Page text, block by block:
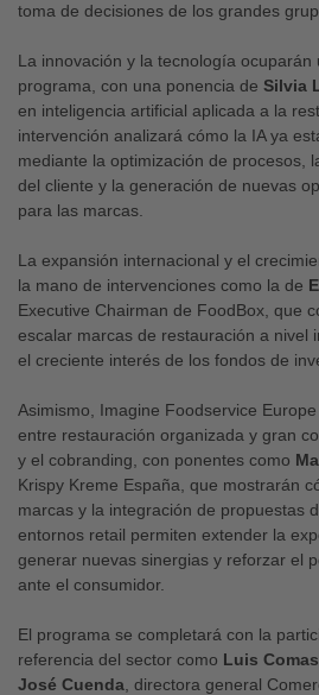
toma de decisiones de los grandes
La innovación y la tecnología ocuparán
programa, con una ponencia de Silvia
en inteligencia artificial aplicada a la
intervención analizará cómo la IA ya
mediante la optimización de procesos,
del cliente y la generación de nuevas
para las marcas.
La expansión internacional y el
la mano de intervenciones como la de
Executive Chairman de FoodBox, que
escalar marcas de restauración a nivel
el creciente interés de los fondos de
Asimismo, Imagine Foodservice
entre restauración organizada y gran
y el cobranding, con ponentes como
Krispy Kreme España, que mostrarán
marcas y la integración de propuestas
entornos retail permiten extender la
generar nuevas sinergias y reforzar el
ante el consumidor.
El programa se completará con la
referencia del sector como Luis Comas
José Cuenda , directora general